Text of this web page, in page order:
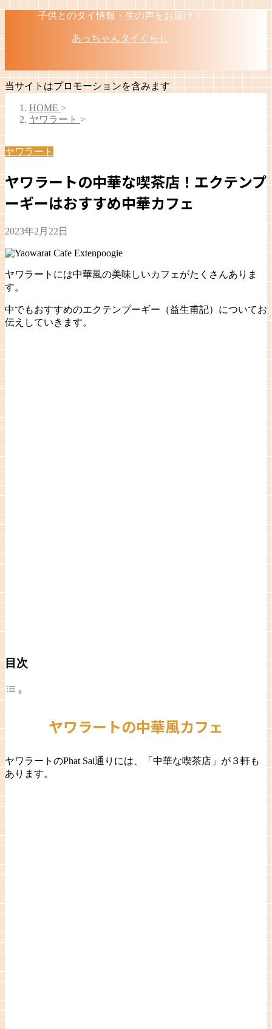
子供とのタイ情報・生の声をお届け！
あっちゃんタイぐらし
当サイトはプロモーションを含みます
HOME >
ヤワラート >
ヤワラート
ヤワラートの中華な喫茶店！エクテンプ
ーギーはおすすめ中華カフェ
2023年2月22日
ヤワラートには中華風の美味しいカフェがたくさんありま
す。
中でもおすすめのエクテンプーギー（益生甫記）についてお
伝えしていきます。
目次
ヤワラートの中華風カフェ
ヤワラートのPhat Sai通りには、「中華な喫茶店」が３軒も
あります。